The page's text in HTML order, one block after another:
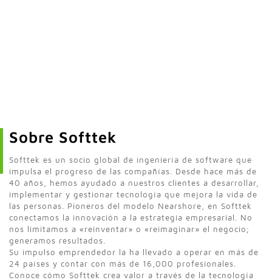
Sobre Softtek
Softtek es un socio global de ingeniería de software que
impulsa el progreso de las compañías. Desde hace más de
40 años, hemos ayudado a nuestros clientes a desarrollar,
implementar y gestionar tecnología que mejora la vida de
las personas. Pioneros del modelo Nearshore, en Softtek
conectamos la innovación a la estrategia empresarial. No
nos limitamos a «reinventar» o «reimaginar» el negocio;
generamos resultados.
Su impulso emprendedor la ha llevado a operar en más de
24 países y contar con más de 16,000 profesionales.
Conoce cómo Softtek crea valor a través de la tecnología